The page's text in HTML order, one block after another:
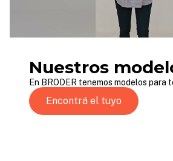
Nuestros
En BRODER tenemos modelos para
Encontrá el tuyo